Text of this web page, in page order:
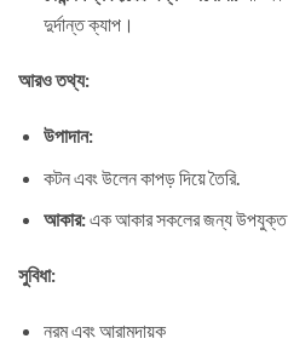
দুর্দান্ত ক্যাপ।
আরও তথ্য:
উপাদান:
কটন এবং উলেন কাপড় দিয়ে তৈরি.
আকার:এক আকার সকলের জন্য উপযুক্ত
সুবিধা:
নরম এবং আরামদায়ক